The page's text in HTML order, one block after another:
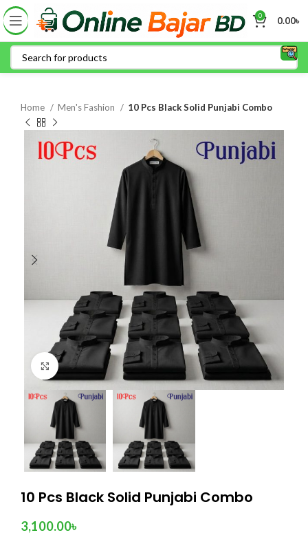
0 0.00৳
Home Men's Fashion 10 Pcs Black Solid Punjabi Combo
Click to enlarge
10 Pcs Black Solid Punjabi Combo
3,100.00৳